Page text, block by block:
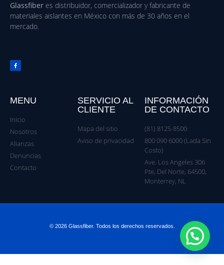
Glassfiber es distribuidor, comercializador y fabricante de
materiales aislantes en México con más de 30 años en el
mercado.
MENU
Inicio
Nosotros
Alianzas
Denuncias
Contacto
SERVICIO AL
CLIENTE
Mapa del sitio
Aviso de privacidad
INFORMACIÓN
DE CONTACTO
(81) 8125-8500
800 090 6000 (Lada Sin
Costo)
Ave. Los Angeles 306
Pte, Del Norte, 64500,
Monterrey, NL
© 2026 Glassfiber. Todos los derechos reservados.